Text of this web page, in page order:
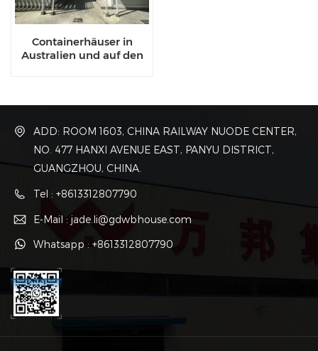
Containerhäuser in
Australien und auf den
ADD: ROOM 1603, CHINA RAILWAY NUODE CENTER,
NO. 477 HANXI AVENUE EAST, PANYU DISTRICT,
GUANGZHOU, CHINA.
Tel : +8613312807790
E-Mail : jade.li@gdwbhouse.com
Whatsapp : +8613312807790